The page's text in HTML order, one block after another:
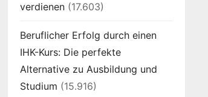
verdienen (17.603)
Beruflicher Erfolg durch einen
IHK-Kurs: Die perfekte
Alternative zu Ausbildung und
Studium (15.916)